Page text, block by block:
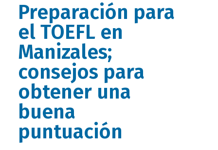
Preparación para
el TOEFL en
Manizales;
consejos para
obtener una
buena
puntuación